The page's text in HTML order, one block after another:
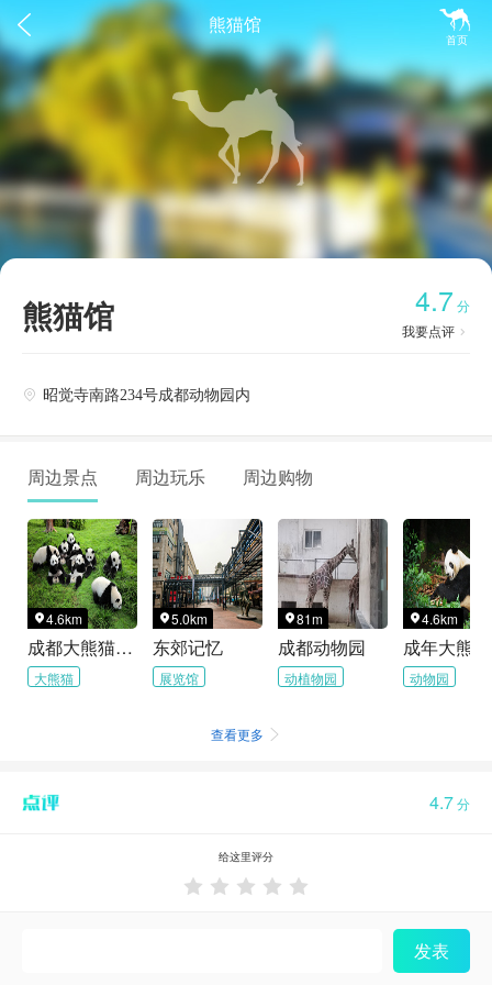
 
首页
熊猫馆
熊猫馆 4.7 分
我要点评 
 昭觉寺南路234号成都动物园内
周边景点 周边玩乐 周边购物
4.6km
成都大熊猫繁育研究基地
大熊猫
5.0km
东郊记忆
展览馆
81m
成都动物园
动植物园
4.6km
动物园
查看更多 
4.7分
给这里评分
    
发表